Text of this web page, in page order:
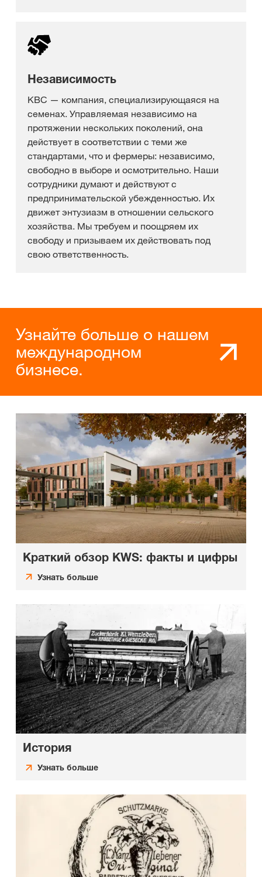
Независимость
KBC — компания, специализирующаяся на
семенах. Управляемая независимо на
протяжении нескольких поколений, она
действует в соответствии с теми же
стандартами, что и фермеры: независимо,
свободно в выборе и осмотрительно. Наши
сотрудники думают и действуют с
предпринимательской убежденностью. Их
движет энтузиазм в отношении сельского
хозяйства. Мы требуем и поощряем их
свободу и призываем их действовать под
свою ответственность.
Узнайте больше о нашем
международном
бизнесе.
Краткий обзор KWS: факты и цифры
Узнать больше
История
Узнать больше